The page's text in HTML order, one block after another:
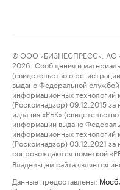
© ООО «БИЗНЕСПРЕСС», АО
2026. Сообщения и
(свидетельство о
выдано Федеральной
информационных технологий
(Роскомнадзор) 09.12.2015
издания «РБК»
информации выдано
информационных технологий
(Роскомнадзор) 03.12.2021
сопровождаются пометкой
Владельцем сайта является
Данные предоставлены: